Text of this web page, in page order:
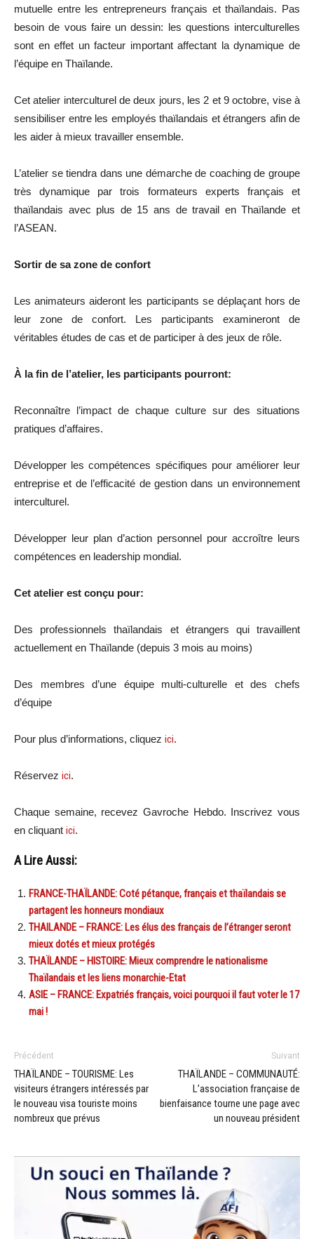
mutuelle entre les entrepreneurs français et thaïlandais. Pas
besoin de vous faire un dessin: les questions interculturelles
sont en effet un facteur important affectant la dynamique de
l’équipe en Thaïlande.
Cet atelier interculturel de deux jours, les 2 et 9 octobre, vise à
sensibiliser entre les employés thaïlandais et étrangers afin de
les aider à mieux travailler ensemble.
L’atelier se tiendra dans une démarche de coaching de groupe
très dynamique par trois formateurs experts français et
thaïlandais avec plus de 15 ans de travail en Thaïlande et
l’ASEAN.
Sortir de sa zone de confort
Les animateurs aideront les participants se déplaçant hors de
leur zone de confort. Les participants examineront de
véritables études de cas et de participer à des jeux de rôle.
À la fin de l’atelier, les participants pourront:
Reconnaître l’impact de chaque culture sur des situations
pratiques d’affaires.
Développer les compétences spécifiques pour améliorer leur
entreprise et de l’efficacité de gestion dans un environnement
interculturel.
Développer leur plan d’action personnel pour accroître leurs
compétences en leadership mondial.
Cet atelier est conçu pour:
Des professionnels thaïlandais et étrangers qui travaillent
actuellement en Thaïlande (depuis 3 mois au moins)
Des membres d’une équipe multi-culturelle et des chefs
d’équipe
Pour plus d’informations, cliquez ici.
Réservez ici.
Chaque semaine, recevez Gavroche Hebdo. Inscrivez vous
en cliquant ici.
A Lire Aussi:
FRANCE-THAÏLANDE: Coté pétanque, français et thaïlandais se
partagent les honneurs mondiaux
THAILANDE – FRANCE: Les élus des français de l’étranger seront
mieux dotés et mieux protégés
THAÏLANDE – HISTOIRE: Mieux comprendre le nationalisme
Thaïlandais et les liens monarchie-Etat
ASIE – FRANCE: Expatriés français, voici pourquoi il faut voter le 17
mai !
Précédent
THAÏLANDE – TOURISME: Les
visiteurs étrangers intéressés par
le nouveau visa touriste moins
nombreux que prévus
Suivant
THAÏLANDE – COMMUNAUTÉ:
L’association française de
bienfaisance tourne une page avec
un nouveau président